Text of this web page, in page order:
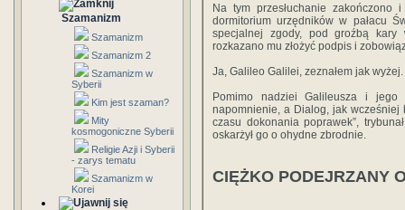
Szamanizm
Szamanizm
Szamanizm 2
Szamanizm w
Syberii
Kim jest szaman?
Mity
kosmogoniczne Syberii
Religie Azji i Syberii
- zarys tematu
Szamanizm w
Korei
Na tym przesłuchanie
dormitorium urzędników w pałacu
specjalnej zgody, pod groźbą kary
rozkazano mu złożyć podpis i
Ja, Galileo Galilei, zeznałem jak wyżej.
Pomimo nadziei Galileusza i jego
napomnienie, a Dialog, jak wcześniej
czasu dokonania poprawek”,
oskarżył go o ohydne zbrodnie.
CIĘŻKO PODEJRZANY